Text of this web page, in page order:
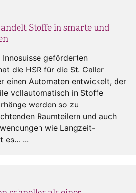
Stoffe in smarte und
geförderten
die HSR für die St. Galler
einen Automaten entwickelt, der
vollautomatisch in Stoffe
werden so zu
Raumteilern und auch
wie Langzeit-
es… ...